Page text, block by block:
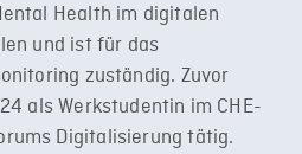
Health im digitalen
und ist für das
zuständig. Zuvor
als Werkstudentin im CHE-
Digitalisierung tätig.